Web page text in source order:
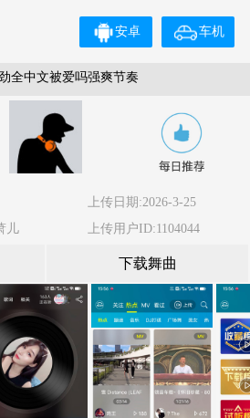
车机
安卓
全中文被爱吗强爽节奏
上传日期:2026-3-25
儿
上传用户ID:1104044
下载舞曲